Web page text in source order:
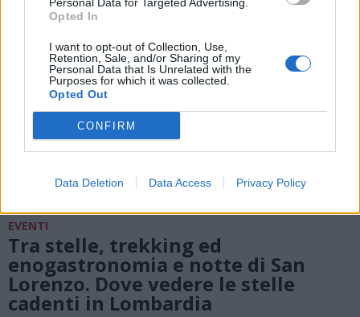
Opted In
I want to opt-out of Collection, Use,
Retention, Sale, and/or Sharing of my
Personal Data that Is Unrelated with the
Purposes for which it was collected.
Opted Out
CONFIRM
Data Deletion Data Access Privacy Policy
EVENTI
Tra stelle, trekking ed
enogastronomia e notte di San
Lorenzo. Dove vedere le stelle
cadenti in Lombardia